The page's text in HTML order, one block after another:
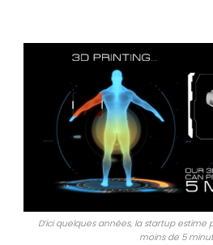
D’ici quelques années, la startup
moins de 5